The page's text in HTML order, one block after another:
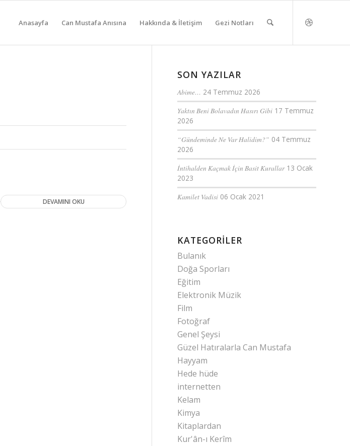
Anasayfa Can Mustafa Anısına Hakkında & İletişim Gezi Notları
DEVAMINI OKU
SON YAZILAR
Abime… 24 Temmuz 2026
Yaktın Beni Bolavadın Hasırı Gibi 17 Temmuz
2026
“Gündeminde Ne Var Halidim?” 04 Temmuz
2026
İntihalden Kaçmak İçin Basit Kurallar 13 Ocak
2023
Kamilet Vadisi 06 Ocak 2021
KATEGORILER
Bulanık
Doğa Sporları
Eğitim
Elektronik Müzik
Film
Fotoğraf
Genel Şeysi
Güzel Hatıralarla Can Mustafa
Hayyam
Hede hüde
internetten
Kelam
Kimya
Kitaplardan
Kur'ân-ı Kerîm